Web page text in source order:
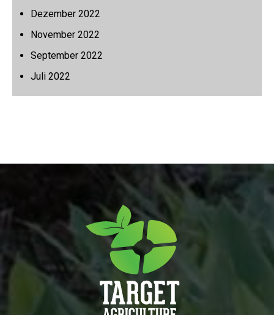
Dezember 2022
November 2022
September 2022
Juli 2022